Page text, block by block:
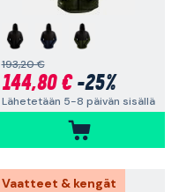
193,20 €
144,80 €-25%
Lähetetään 5-8 päivän sisällä
Vaatteet & kengät